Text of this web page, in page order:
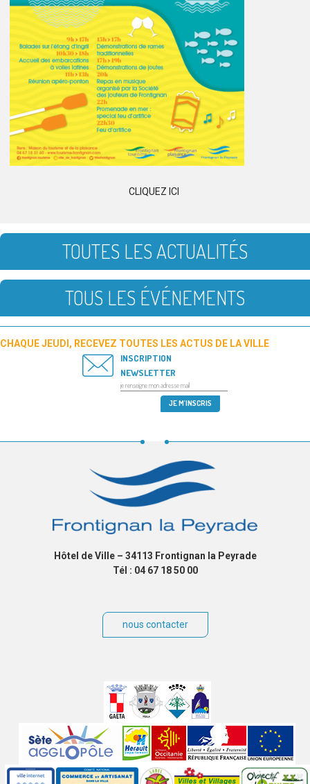
CLIQUEZ ICI
TOUTES LES ACTUALITÉS
TOUS LES ÉVÉNEMENTS
CHAQUE JEUDI, RECEVEZ TOUTES LES ACTUS DE LA VILLE
INSCRIPTION
NEWSLETTER
Hôtel de Ville – 34113 Frontignan la Peyrade
Tél : 04 67 18 50 00
nous contacter
partenaires
Labels